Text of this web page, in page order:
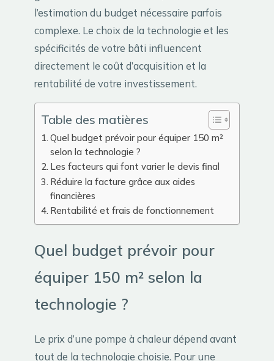
l’estimation du budget nécessaire parfois
complexe. Le choix de la technologie et les
spécificités de votre bâti influencent
directement le coût d’acquisition et la
rentabilité de votre investissement.
Table des matières
Quel budget prévoir pour équiper 150 m²
selon la technologie ?
Les facteurs qui font varier le devis final
Réduire la facture grâce aux aides
financières
Rentabilité et frais de fonctionnement
Quel budget prévoir pour
équiper 150 m² selon la
technologie ?
Le prix d’une pompe à chaleur dépend avant
tout de la technologie choisie. Pour une